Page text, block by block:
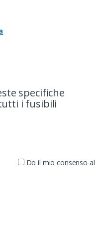
Do il mio consenso
specifiche
i fusibili